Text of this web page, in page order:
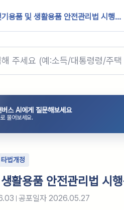
용품 및 생활용품 안전관리법 시행...
스 AI에게 질문해보세요
물어보세요.
타법개정
활용품 안전관리법 시
공포일자 2026.05.27